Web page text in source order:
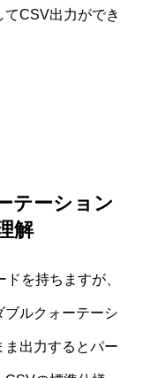
てCSV出力ができ
テーション
解
を持ちますが、
ブルクォーテーシ
ま出力するとパー